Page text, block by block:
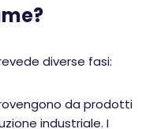
diverse fasi:
da prodotti
industriale. I